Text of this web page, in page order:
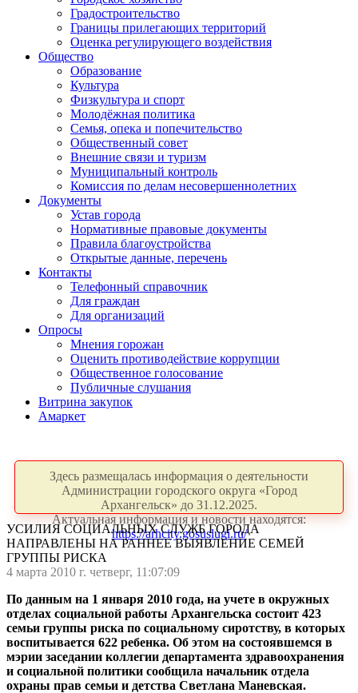
Градостроительство
Границы прилегающих территорий
Оценка регулирующего воздействия
Общество
Образование
Культура
Физкультура и спорт
Молодёжная политика
Семья, опека и попечительство
Общественный совет
Внешние связи и туризм
Муниципальный контроль
Комиссия по делам несовершеннолетних
Документы
Устав города
Нормативные правовые документы
Правила благоустройства
Открытые данные, перечень
Контакты
Телефонный справочник
Для граждан
Для организаций
Опросы
Мнения горожан
Оценить противодействие коррупции
Общественное голосование
Публичные слушания
Витрина закупок
Амаркет
Здесь размещалась информация о деятельности
Администрации городского округа «Город
Архангельск» до 31.12.2025.
Актуальная информация и новости находятся:
https://arhcity.gosuslugi.ru/
УСИЛИЯ СОЦИАЛЬНЫХ СЛУЖБ ГОРОДА
НАПРАВЛЕНЫ НА РАННЕЕ ВЫЯВЛЕНИЕ СЕМЕЙ
ГРУППЫ РИСКА
4 марта 2010 г. четверг, 11:07:09
По данным на 1 января 2010 года, на учете в окружных
отделах социальной работы Архангельска состоит 423
семьи группы риска по социальному сиротству, в которых
воспитывается 622 ребенка. Об этом на состоявшемся в
мэрии заседании коллегии департамента здравоохранения
и социальной политики сообщила начальник отдела
охраны прав семьи и детства Светлана Маневская.